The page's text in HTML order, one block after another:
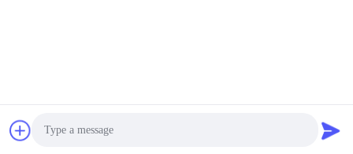
Wotech Renewable Energy & Technology Co., Ltd. . Alle Rechte